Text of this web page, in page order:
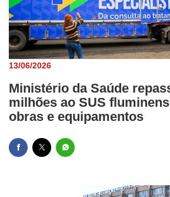
13/06/2026
Ministério da Saúde
milhões ao SUS
obras e equipamentos